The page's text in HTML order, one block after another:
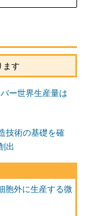
ます
ー世界生産量は
技術の基礎を確
出
胞外に生産する微